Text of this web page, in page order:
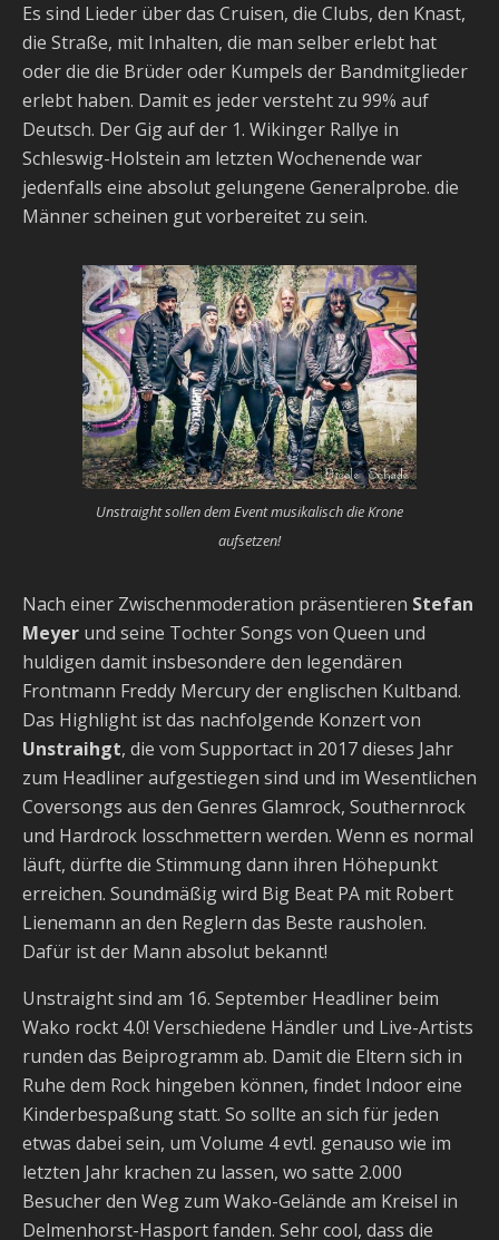
Es sind Lieder über das Cruisen, die Clubs, den Knast,
die Straße, mit Inhalten, die man selber erlebt hat
oder die die Brüder oder Kumpels der Bandmitglieder
erlebt haben. Damit es jeder versteht zu 99% auf
Deutsch. Der Gig auf der 1. Wikinger Rallye in
Schleswig-Holstein am letzten Wochenende war
jedenfalls eine absolut gelungene Generalprobe. die
Männer scheinen gut vorbereitet zu sein.
Unstraight sollen dem Event musikalisch die Krone
aufsetzen!
Nach einer Zwischenmoderation präsentieren Stefan
Meyer und seine Tochter Songs von Queen und
huldigen damit insbesondere den legendären
Frontmann Freddy Mercury der englischen Kultband.
Das Highlight ist das nachfolgende Konzert von
Unstraihgt, die vom Supportact in 2017 dieses Jahr
zum Headliner aufgestiegen sind und im Wesentlichen
Coversongs aus den Genres Glamrock, Southernrock
und Hardrock losschmettern werden. Wenn es normal
läuft, dürfte die Stimmung dann ihren Höhepunkt
erreichen. Soundmäßig wird Big Beat PA mit Robert
Lienemann an den Reglern das Beste rausholen.
Dafür ist der Mann absolut bekannt!
Unstraight sind am 16. September Headliner beim
Wako rockt 4.0! Verschiedene Händler und Live-Artists
runden das Beiprogramm ab. Damit die Eltern sich in
Ruhe dem Rock hingeben können, findet Indoor eine
Kinderbespaßung statt. So sollte an sich für jeden
etwas dabei sein, um Volume 4 evtl. genauso wie im
letzten Jahr krachen zu lassen, wo satte 2.000
Besucher den Weg zum Wako-Gelände am Kreisel in
Delmenhorst-Hasport fanden. Sehr cool, dass die